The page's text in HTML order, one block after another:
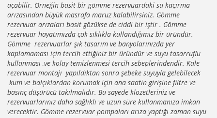
açabilir. Örneğin basit bir gömme rezervuardaki su kaçırma
arızasından büyük masrafa maruz kalabilirsiniz. Gömme
rezervuar arızaları basit gözükse de ciddi bir iştir . Gömme
rezervuar hayatımızda çok sıklıkla kullandığımız bir üründür.
Gömme rezervuarlar şık tasarım ve banyolarınızda yer
kaplamaması için tercih ettiğiniz bir üründür ve suyu tasarruflu
kullanması ,ve kolay temizlenmesi tercih sebeplerindendir. Kale
rezervuar montajı yapıldıktan sonra şebeke suyuyla gelebilecek
kum ve balçıklardan korumak için ana saatin girişine filtre ve
basınç düşürücü takılmalıdır. Bu sayede klozetleriniz ve
rezervuarlarınız daha sağlıklı ve uzun süre kullanmanıza imkan
verecektir. Gömme rezervuar pompaları arıza yaptığı zaman suyu